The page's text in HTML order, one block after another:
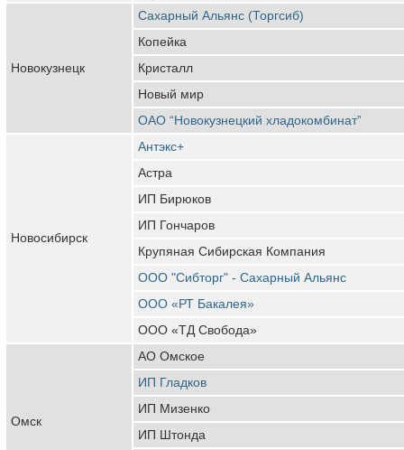
Новокузнецк
Сахарный Альянс (Торгсиб)
Копейка
Кристалл
Новый мир
ОАО “Новокузнецкий хладокомбинат”
Новосибирск
Антэкс+
Астра
ИП Бирюков
ИП Гончаров
Крупяная Сибирская Компания
ООО "Сибторг" - Сахарный Альянс
ООО «РТ Бакалея»
ООО «ТД Свобода»
Омск
АО Омское
ИП Гладков
ИП Мизенко
ИП Штонда